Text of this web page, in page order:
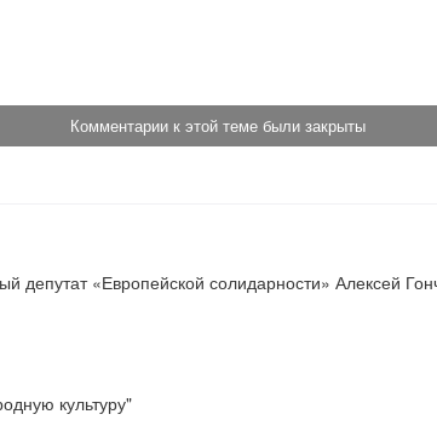
Комментарии к этой теме были закрыты
депутат «Европейской солидарности» Алексей
культуру"